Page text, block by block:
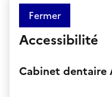
Fermer
Accessibilité
Cabinet dentaire